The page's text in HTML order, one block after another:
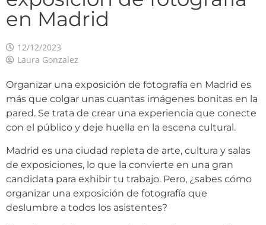
en Madrid
12/12/2023
Laura Gonzalez
Organizar una exposición de fotografía en Madrid es
más que colgar unas cuantas imágenes bonitas en la
pared. Se trata de crear una experiencia que conecte
con el público y deje huella en la escena cultural.
Madrid es una ciudad repleta de arte, cultura y salas
de exposiciones, lo que la convierte en una gran
candidata para exhibir tu trabajo. Pero, ¿sabes cómo
organizar una exposición de fotografía que
deslumbre a todos los asistentes?